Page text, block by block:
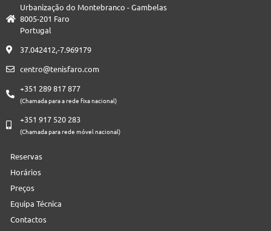
Urbanização do Montebranco - Gambelas
8005-201 Faro
Portugal
37.042412,-7.969179
centro@tenisfaro.com
+351 289 817 877
(Chamada para a rede fixa nacional)
+351 917 520 283
(Chamada para rede móvel nacional)
Reservas
Horários
Preços
Equipa Técnica
Contactos